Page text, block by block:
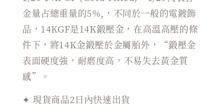
金量占總重量的5%,，不同於一般的電鍍飾
品，14KGF是14K鍛壓金，在高溫高壓的條
件下，將14K金鍛壓於金屬胎外，“鍛壓金
表面硬度強，耐磨度高，不易失去黃金質
感”。
✦ 現貨商品2日內快速出貨